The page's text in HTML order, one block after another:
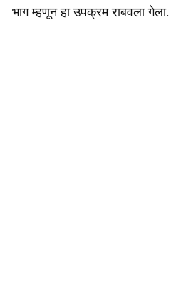
भाग म्हणून हा उपक्रम राबवला गेला.